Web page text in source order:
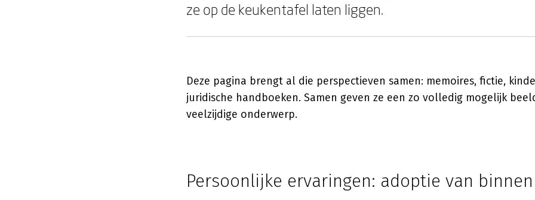
ze op de keukentafel laten liggen.
Deze pagina brengt al die perspectieven samen: memoires, fictie,
juridische handboeken. Samen geven ze een zo volledig mogelijk
veelzijdige onderwerp.
Persoonlijke ervaringen: adoptie van